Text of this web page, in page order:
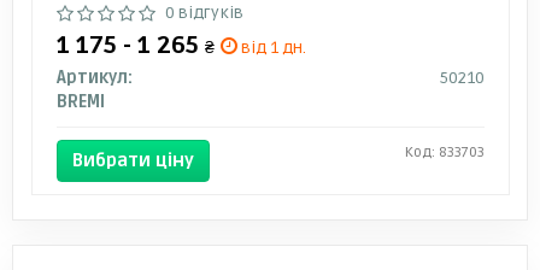
0 відгуків
1 175 - 1 265 ₴
від 1 дн.
Артикул:
50210
BREMI
Вибрати ціну Код: 833703